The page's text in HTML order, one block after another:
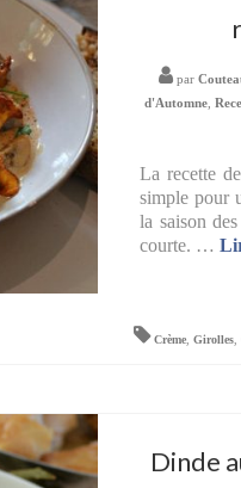
par
d'Automne ,
La recette
simple pour
la saison
courte. …
Crème ,Girolles ,
Dinde